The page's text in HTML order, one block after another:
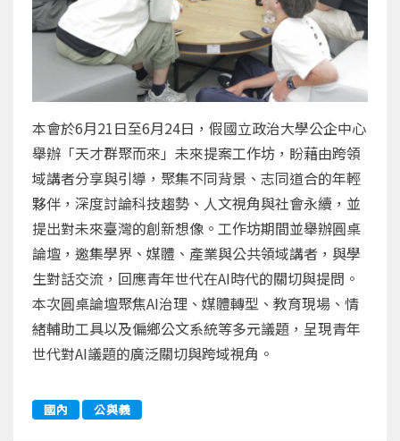
本會於6月21日至6月24日，假國立政治大學公企中心
舉辦「天才群聚而來」未來提案工作坊，盼藉由跨領
域講者分享與引導，聚集不同背景、志同道合的年輕
夥伴，深度討論科技趨勢、人文視角與社會永續，並
提出對未來臺灣的創新想像。工作坊期間並舉辦圓桌
論壇，邀集學界、媒體、產業與公共領域講者，與學
生對話交流，回應青年世代在AI時代的關切與提問。
本次圓桌論壇聚焦AI治理、媒體轉型、教育現場、情
緒輔助工具以及偏鄉公文系統等多元議題，呈現青年
世代對AI議題的廣泛關切與跨域視角。
國內 公與義